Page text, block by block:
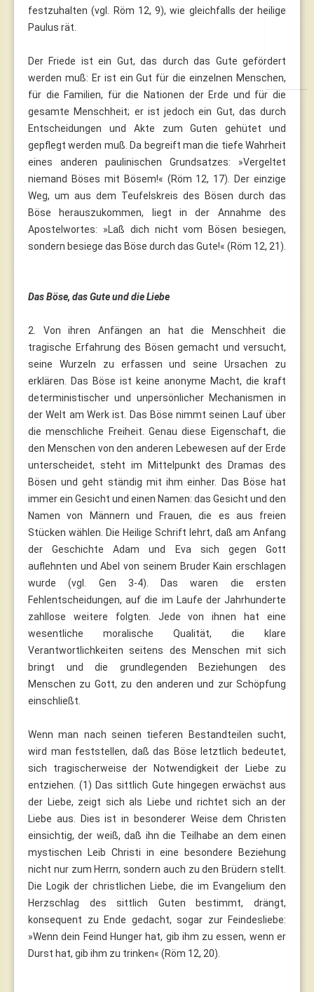
festzuhalten (vgl. Röm 12, 9), wie gleichfalls der heilige
Paulus rät.
Der Friede ist ein Gut, das durch das Gute gefördert
werden muß: Er ist ein Gut für die einzelnen Menschen,
für die Familien, für die Nationen der Erde und für die
gesamte Menschheit; er ist jedoch ein Gut, das durch
Entscheidungen und Akte zum Guten gehütet und
gepflegt werden muß. Da begreift man die tiefe Wahrheit
eines anderen paulinischen Grundsatzes: »Vergeltet
niemand Böses mit Bösem!« (Röm 12, 17). Der einzige
Weg, um aus dem Teufelskreis des Bösen durch das
Böse herauszukommen, liegt in der Annahme des
Apostelwortes: »Laß dich nicht vom Bösen besiegen,
sondern besiege das Böse durch das Gute!« (Röm 12, 21).
Das Böse, das Gute und die Liebe
2. Von ihren Anfängen an hat die Menschheit die
tragische Erfahrung des Bösen gemacht und versucht,
seine Wurzeln zu erfassen und seine Ursachen zu
erklären. Das Böse ist keine anonyme Macht, die kraft
deterministischer und unpersönlicher Mechanismen in
der Welt am Werk ist. Das Böse nimmt seinen Lauf über
die menschliche Freiheit. Genau diese Eigenschaft, die
den Menschen von den anderen Lebewesen auf der Erde
unterscheidet, steht im Mittelpunkt des Dramas des
Bösen und geht ständig mit ihm einher. Das Böse hat
immer ein Gesicht und einen Namen: das Gesicht und den
Namen von Männern und Frauen, die es aus freien
Stücken wählen. Die Heilige Schrift lehrt, daß am Anfang
der Geschichte Adam und Eva sich gegen Gott
auflehnten und Abel von seinem Bruder Kain erschlagen
wurde (vgl. Gen 3-4). Das waren die ersten
Fehlentscheidungen, auf die im Laufe der Jahrhunderte
zahllose weitere folgten. Jede von ihnen hat eine
wesentliche moralische Qualität, die klare
Verantwortlichkeiten seitens des Menschen mit sich
bringt und die grundlegenden Beziehungen des
Menschen zu Gott, zu den anderen und zur Schöpfung
einschließt.
Wenn man nach seinen tieferen Bestandteilen sucht,
wird man feststellen, daß das Böse letztlich bedeutet,
sich tragischerweise der Notwendigkeit der Liebe zu
entziehen. (1) Das sittlich Gute hingegen erwächst aus
der Liebe, zeigt sich als Liebe und richtet sich an der
Liebe aus. Dies ist in besonderer Weise dem Christen
einsichtig, der weiß, daß ihn die Teilhabe an dem einen
mystischen Leib Christi in eine besondere Beziehung
nicht nur zum Herrn, sondern auch zu den Brüdern stellt.
Die Logik der christlichen Liebe, die im Evangelium den
Herzschlag des sittlich Guten bestimmt, drängt,
konsequent zu Ende gedacht, sogar zur Feindesliebe:
»Wenn dein Feind Hunger hat, gib ihm zu essen, wenn er
Durst hat, gib ihm zu trinken« (Röm 12, 20).